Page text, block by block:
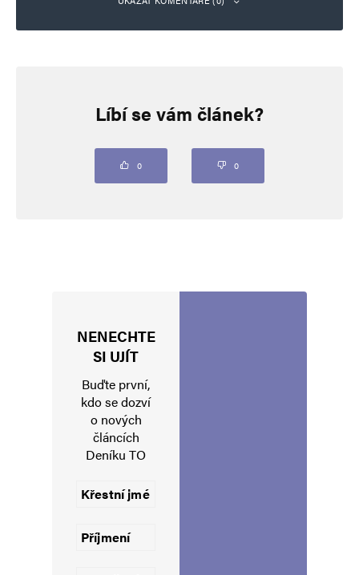
Vaše e-mailová adresa nebude zveřejněna. Vyžadované informace jsou
Uložit do prohlížeče jméno, e-mail a webovou stránku pro budoucí
Informujte mě o nových komentářích e-mailem.
Líbí se vám článek?
0 0
NENECHTE
SI UJÍT
Buďte první,
kdo se dozví
o nových
článcích
Deníku TO